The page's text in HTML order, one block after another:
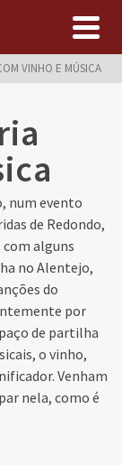
VINHO E MÚSICA
num evento
de Redondo,
alguns
no Alentejo,
do
por
de partilha
o vinho,
Venham
nela, como é